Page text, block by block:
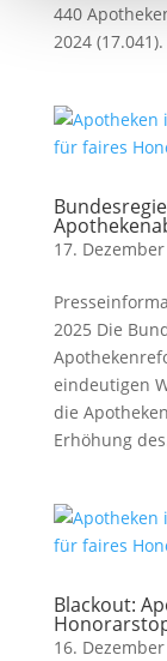
440
2024
17.
2025 Die
eindeutigen
die
Erhöhung
Blackout:
16.